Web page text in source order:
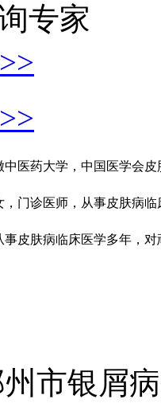
专家
医药大学，中国医学会皮
，门诊医师，从事皮肤病
皮肤病临床医学多年，对
市银屑